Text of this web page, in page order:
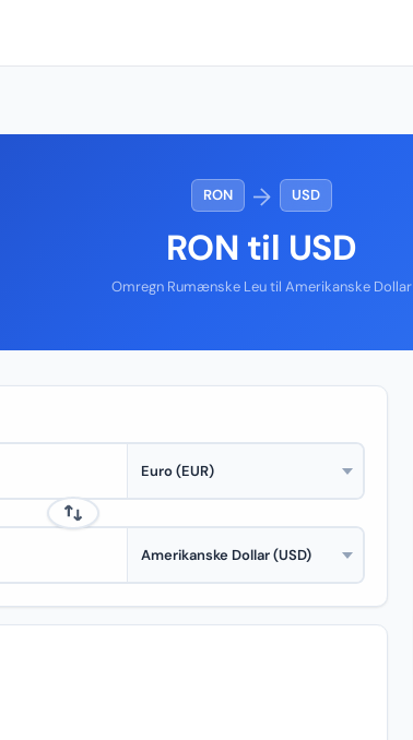
RON → USD
RON til USD
Omregn Rumænske Leu til Amerikanske Dollar